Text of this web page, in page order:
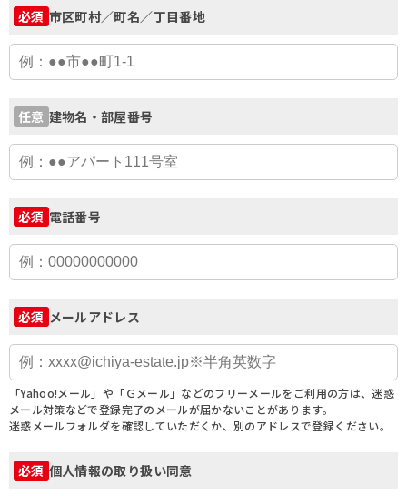
必須 市区町村／町名／丁目番地
任意 建物名・部屋番号
必須 電話番号
必須 メールアドレス
「Yahoo!メール」や「Ｇメール」などのフリーメールをご利用の方は、迷惑
メール対策などで登録完了のメールが届かないことがあります。
迷惑メールフォルダを確認していただくか、別のアドレスで登録ください。
必須 個人情報の取り扱い同意